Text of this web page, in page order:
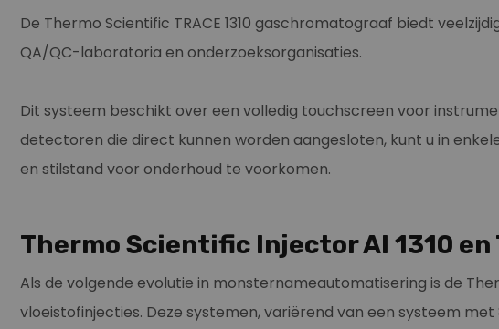
De Thermo Scientific TRACE 1310 gaschromatograaf biedt
QA/QC-laboratoria en onderzoeksorganisaties.
Dit systeem beschikt over een volledig touchscreen voor
detectoren die direct kunnen worden aangesloten, kunt u in
en stilstand voor onderhoud te voorkomen.
Thermo Scientific Injector AI 1310
Als de volgende evolutie in monsternameautomatisering is de
vloeistofinjecties. Deze systemen, variërend van een systeem